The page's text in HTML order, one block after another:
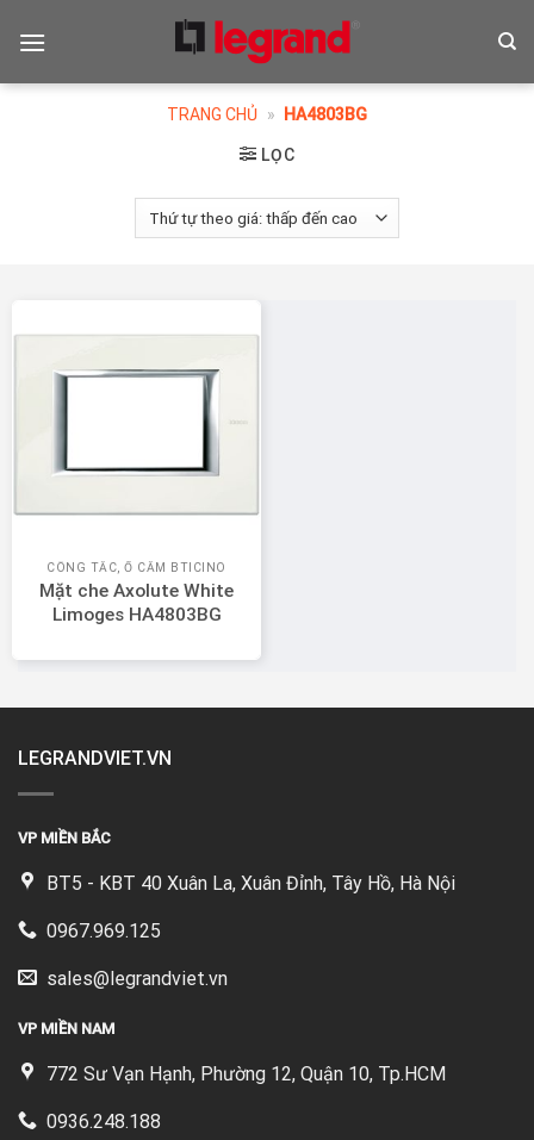
TRANG CHỦ » HA4803BG
LỌC
CÔNG TẮC, Ổ CẮM BTICINO
Mặt che Axolute White
Limoges HA4803BG
LEGRANDVIET.VN
VP MIỀN BẮC
BT5 - KBT 40 Xuân La, Xuân Đỉnh, Tây Hồ, Hà Nội
0967.969.125
sales@legrandviet.vn
VP MIỀN NAM
772 Sư Vạn Hạnh, Phường 12, Quận 10, Tp.HCM
0936.248.188